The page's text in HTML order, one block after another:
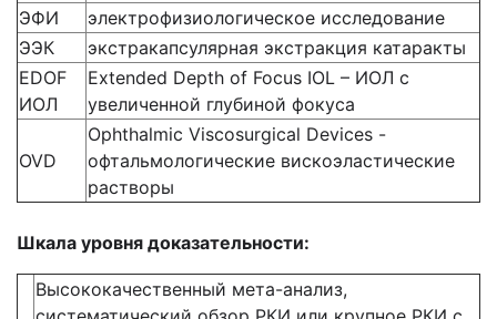
ЭФИ
электрофизиологическое исследование
ЭЭК
экстракапсулярная экстракция катаракты
EDOF
ИОЛ
Extended Depth of Focus IOL – ИОЛ с
увеличенной глубиной фокуса
OVD
Ophthalmic Viscosurgical Devices -
офтальмологические вискоэластические
растворы
Шкала уровня доказательности:
Высококачественный мета-анализ,